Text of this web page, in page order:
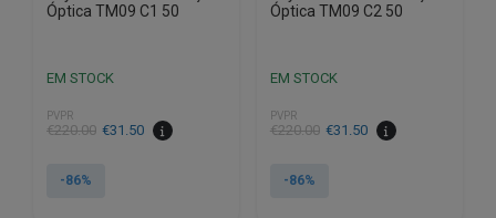
Óptica TM09 C1 50
EM STOCK
PVPR
€220.00
O
original
€31.50
O
atual
-86%
Óptica TM09 C2 50
EM STOCK
PVPR
€220.00
O
original
€31.50
O
atual
-86%